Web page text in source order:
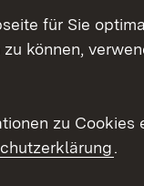
für Sie
können,
zu Cookies
.